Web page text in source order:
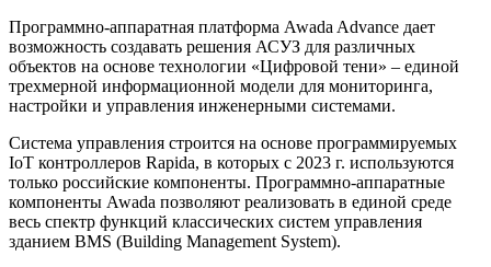
Программно-аппаратная платформа Awada Advance дает
возможность создавать решения АСУЗ для различных
объектов на основе технологии «Цифровой тени» – единой
трехмерной информационной модели для мониторинга,
настройки и управления инженерными системами.
Система управления строится на основе программируемых
IoT контроллеров Rapida, в которых с 2023 г. используются
только российские компоненты. Программно-аппаратные
компоненты Awada позволяют реализовать в единой среде
весь спектр функций классических систем управления
зданием BMS (Building Management System).